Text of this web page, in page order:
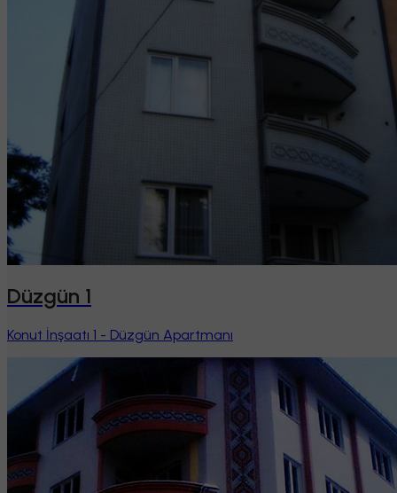
Düzgün 1
Konut İnşaatı 1 - Düzgün Apartmanı